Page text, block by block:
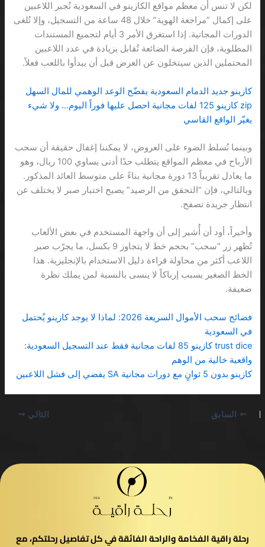
لكن لا تنس أن معظم مواقع الكازينو في السعودية تُجبر اللاعبين
على إكمال “مراجعة الهوية” خلال 48 ساعة من التسجيل، وإلا تُلغى
الدورات المجانية. إذا استغرق الأمر 3 أيام لتجميع المستندات
المطلوبة، فإن الفرصة الضائعة تُقابل بزيادة في عدد اللاعبين
المحتملين الذين سيتخلون عن العرض قبل أن يبدأوا باللعب فعلاً.
كازينو جديد الدمام السعودية يفضّح الوعد الوهمي للمال السهل
zip كازينو 125 لفات مجانية احصل عليها فوراً اليوم… ولا شيء
يغيّر الواقع القاسي
وبينما نُسلط الضوء على العروض، لا يمكننا إغفال حقيقة أن سحب
الأرباح في معظم المواقع يتطلب حدًا أدنى يساوي 100 ريال، وهو
ما يعادل تقريباً 13 دورة مجانية بناءً على متوسط العائد المذكور.
وبالتالي، فإن “التحقق من الرصيد” يصبح اختبار صبر لا يختلف عن
انتظار جريدة تصفح.
وأخيراً، أود أن أُشير إلى أن واجهة المستخدم في بعض الألعاب
تُظهر زر “سحب” بحجم خط لا يتجاوز 9 بكسل، ما يجرّب صبر
اللاعب أكثر من محاولة قراءة دليل الاستخدام بالإنجليزية. هذا
الخط الصغير يسبب إرباكاً لا ينسى بالنسبة لمن يملك نظرة
ضعيفة.
فضائح سحب الأموال السريعة 2026: لماذا لا يوجد كازينو يُحتمل
في السعودية
trust dice كازينو 85 لفات مجانية فقط عند التسجيل السعودية:
واقعية خالية من الوهم
كازينو بدون 5 ثوانٍ مع دورات مجانية SA يفضي إلى فشل اللاعبين
السابق التالي
رحلة راقية الفخامة والراحة الفائقة في كل تفاصيل رحلتكم، مع